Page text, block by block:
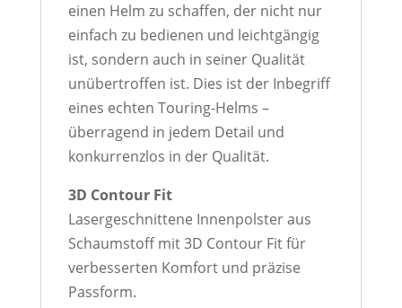
einen Helm zu schaffen, der nicht nur
einfach zu bedienen und leichtgängig
ist, sondern auch in seiner Qualität
unübertroffen ist. Dies ist der Inbegriff
eines echten Touring-Helms –
überragend in jedem Detail und
konkurrenzlos in der Qualität.
3D Contour Fit
Lasergeschnittene Innenpolster aus
Schaumstoff mit 3D Contour Fit für
verbesserten Komfort und präzise
Passform.